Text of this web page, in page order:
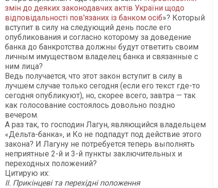
змін до деяких законодавчих актів України щодо
відповідальності пов'язаних із банком осіб»? Который
вступит в силу на следующий день после его
опубликования и согласно которому за доведение
банка до банкротства должны будут ответить своим
личным имуществом владелец банка и связанные с
ним лица?
Ведь получается, что этот закон вступит в силу в
лучшем случае только сегодня (если его текст где-то
сегодня опубликуют), но, скорее всего, завтра — так
как голосование состоялось довольно поздно
вечером.
А раз так, то господин Лагун, являющийся владельцем
«Дельта-банка», и Ко не подпадут под действие этого
закона? И Лагуну не потребуется теперь выполнять
неприятные 2-й и 3-й пункты заключительных и
переходных положений?
Цитирую их:
ІІ. Прикінцеві та перехідні положення